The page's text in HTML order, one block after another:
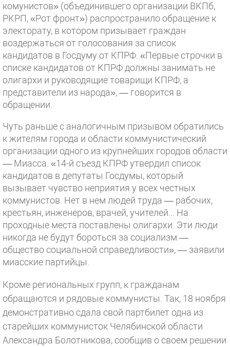
комунистов» (объединившего организации ВКПб,
РКРП, «Рот фронт») распространило обращение к
электорату, в котором призывает граждан
воздержаться от голосования за список
кандидатов в Госдуму от КПРФ. «Первые строчки в
списке кандидатов от КПРФ должны занимать не
олигархи и руководящие товарищи КПРФ, а
представители из народа», — говорится в
обращении.
Чуть раньше с аналогичным призывом обратились
к жителям города и области коммунистический
организации одного из крупнейших городов области
— Миасса. «14-й съезд КПРФ утвердил список
кандидатов в депутаты Госдумы, который
вызывает чувство неприятия у всех честных
коммунистов. Нет в нем людей труда — рабочих,
крестьян, инженеров, врачей, учителей... На
проходные места поставлены олигархи. Эти люди
никогда не будут бороться за социализм —
общество социальной справедливости», — заявили
миасские партийцы.
Кроме региональных групп, к гражданам
обращаются и рядовые коммунисты. Так, 18 ноября
демонстративно сдала свой партбилет одна из
старейших коммунисток Челябинской области
Александра Болотникова, сообщив о своем решении